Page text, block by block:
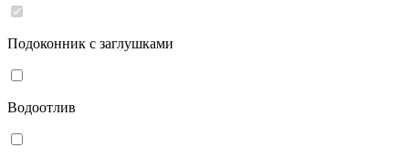
Подоконник с заглушками
Водоотлив